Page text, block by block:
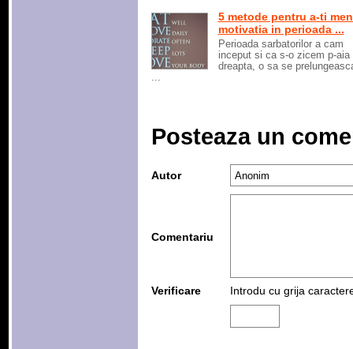
5 metode pentru a-ti
motivatia in perioada ...
Perioada sarbatorilor a cam
inceput si ca s-o zicem p-aia
dreapta, o sa se
...
Posteaza un
Autor
Comentariu
Verificare Introdu cu grija